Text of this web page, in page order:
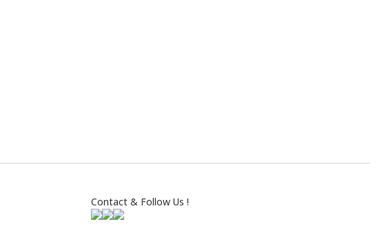
Contact & Follow Us !